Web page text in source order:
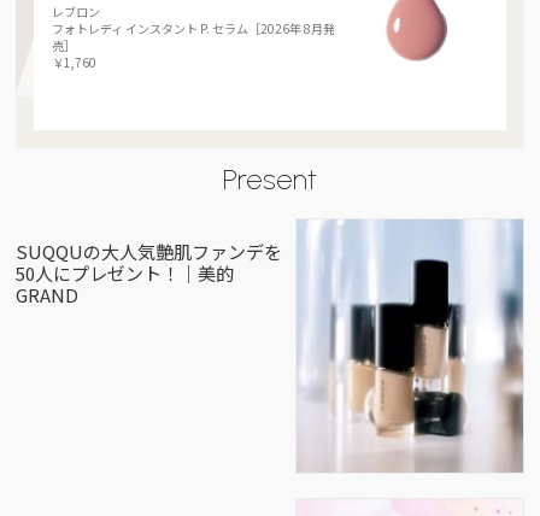
レブロン
フォトレディ インスタント P. セラム［2026年 8月発
売］
￥1,760
Present
SUQQUの大人気艶肌ファンデを
50人にプレゼント！｜美的
GRAND